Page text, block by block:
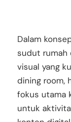
Dalam
sudut rumah
visual yang
dining room,
fokus utama
untuk